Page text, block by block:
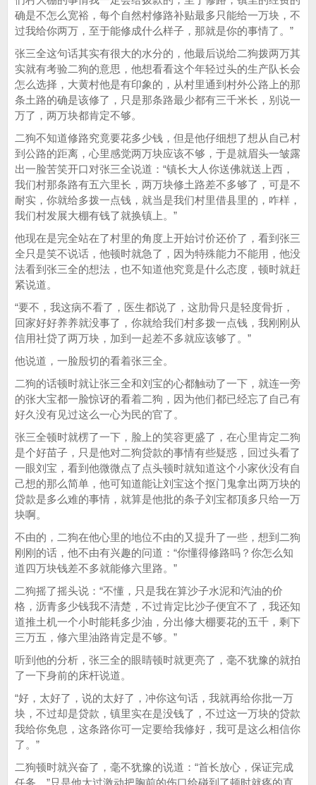
确是不怎么宽裕，每个自然村修路补贴最多只能给一万块，不
过我给你两万，至于能修成什么样子，那就是你的事情了。”
张三全这句话其实有很大的水分的，他最后说给二狗拨两万其
实就有考验二狗的意思，他想看看这个年轻过头的生产队长会
怎么选择，大黄村他是有印象的，从村里通到村外公路上的那
条土路的确是该修了，只是那条路最少都有三千米长，别说一
万了，两万块都肯定不够。
二狗不知道修路究竟要花多少钱，但是他仔细想了想从自己村
到公路的距离，心里感觉两万块应该不够，于是就眉头一皱露
出一脸苦笑开口对张三全说道：“镇长大人你送佛就送上西，
我们村那条路有五六里长，两万块修土路差不多够了，可是不
耐实，你就给多拨一点钱，就当是我们村里借县里的，咋样，
我们村发展大棚有钱了就换镇上。”
他现在是完全站在了村里的角度上开始讨价还价了，看到张三
全只是笑不说话，他顿时就急了，因为特殊能力不能用，他没
法看到张三全的想法，也不知道他究竟是什么态度，顿时就赶
紧说道。
“要不，我这病不看了，医生都说了，这肋骨只是轻度骨折，
回家好好养养就没事了，你就给我们村多拨一点钱，我刚刚从
信用社贷了两万块，加到一起差不多就应该够了。”
他说道，一脸殷切的看着张三全。
二狗的话顿时就让张三全和刘宝的心都触动了一下，就连一旁
的张大宝都一脸惊讶的看着二狗，因为他们都已经忘了自己有
好久没有见过这么一心为民的官了。
张三全顿时就楞了一下，脸上的笑容更盛了，在心里肯定二狗
是个好苗子，只是他对二狗贷款的事情有些疑惑，回过头看了
一眼刘宝，看到他微微点了点头顿时就知道这个小家伙没有自
己想的那么简单，他可知道能让刘宝这个抠门鬼拿出两万块的
贷款是多么难的事情，就算是他批的条子刘宝都顶多只给一万
块啊。
不由的，二狗在他心里的地位不由的又提升了一些，想到二狗
刚刚的话，他不由有兴趣的问道：“你懂得修路吗？你怎么知
道四万块钱差不多就能修六里路。”
二狗摇了摇头说：“不懂，只是我在算沙子水泥和汽油的价
格，沥青多少钱我不清楚，不过肯定比沙子便宜不了，我还知
道推土机一个小时能耗多少油，分出修大棚要花的五千，剩下
三万五，修六里油路肯定是不够。”
听到他的分析，张三全的眼睛顿时就更亮了，毫不犹豫的就拍
了一下身前的床杆说道。
“好，太好了，说的太好了，冲你这句话，我就再给你批一万
块，不过却是贷款，镇里实在是没钱了，不过这一万块的贷款
我给你免息，这条路你可一定要给我修好，我可是这么相信你
了。”
二狗顿时就兴奋了，毫不犹豫的说道：“首长放心，保证完成
任务。”只是他太过激动把胸前的伤口给碰到了顿时就疼的直